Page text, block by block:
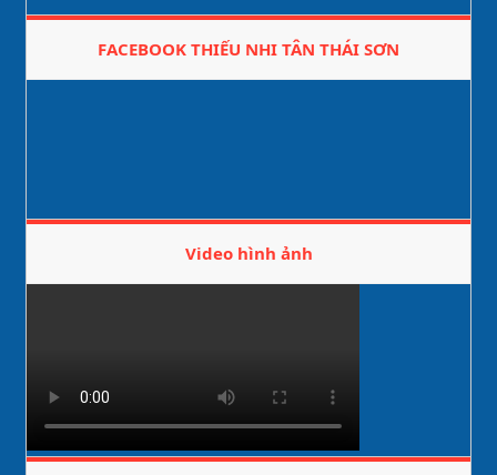
FACEBOOK THIẾU NHI TÂN THÁI SƠN
Video hình ảnh